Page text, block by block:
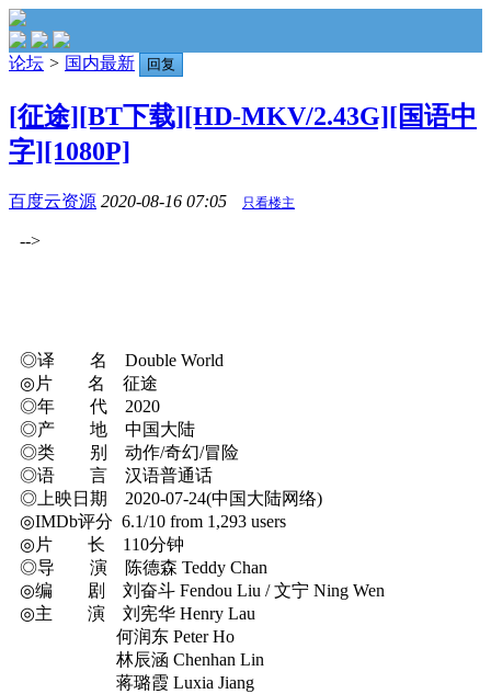
论坛 > 国内最新 回复
[征途][BT下载][HD-MKV/2.43G][国语中
字][1080P]
百度云资源 2020-08-16 07:05 只看楼主
-->
◎译 名 Double World
◎片 名 征途
◎年 代 2020
◎产 地 中国大陆
◎类 别 动作/奇幻/冒险
◎语 言 汉语普通话
◎上映日期 2020-07-24(中国大陆网络)
◎IMDb评分 6.1/10 from 1,293 users
◎片 长 110分钟
◎导 演 陈德森 Teddy Chan
◎编 剧 刘奋斗 Fendou Liu / 文宁 Ning Wen
◎主 演 刘宪华 Henry Lau
何润东 Peter Ho
林辰涵 Chenhan Lin
蒋璐霞 Luxia Jiang